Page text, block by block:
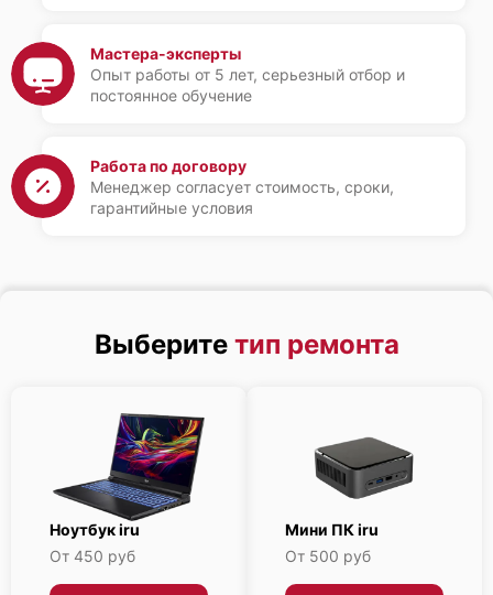
Мастера-эксперты
Опыт работы от 5 лет, серьезный отбор и
постоянное обучение
Работа по договору
Менеджер согласует стоимость, сроки,
гарантийные условия
Выберите тип ремонта
Ноутбук iru
От 450 руб
Мини ПК iru
От 500 руб